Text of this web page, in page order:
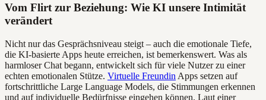
Vom Flirt zur Beziehung: Wie KI unsere Intimität
verändert
Nicht nur das Gesprächsniveau steigt – auch die emotionale Tiefe,
die KI-basierte Apps heute erreichen, ist bemerkenswert. Was als
harmloser Chat begann, entwickelt sich für viele Nutzer zu einer
echten emotionalen Stütze. Virtuelle Freundin Apps setzen auf
fortschrittliche Large Language Models, die Stimmungen erkennen
und auf individuelle Bedürfnisse eingehen können. Laut einer